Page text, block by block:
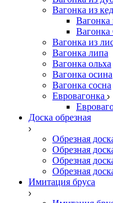
Вагонка из
Вагонка
Вагонка из
Вагонка липа
Вагонка ольха
Вагонка осина
Вагонка сосна
Евровагонка
Доска обрезная
Обрезная
Обрезная
Обрезная
Обрезная
Имитация бруса